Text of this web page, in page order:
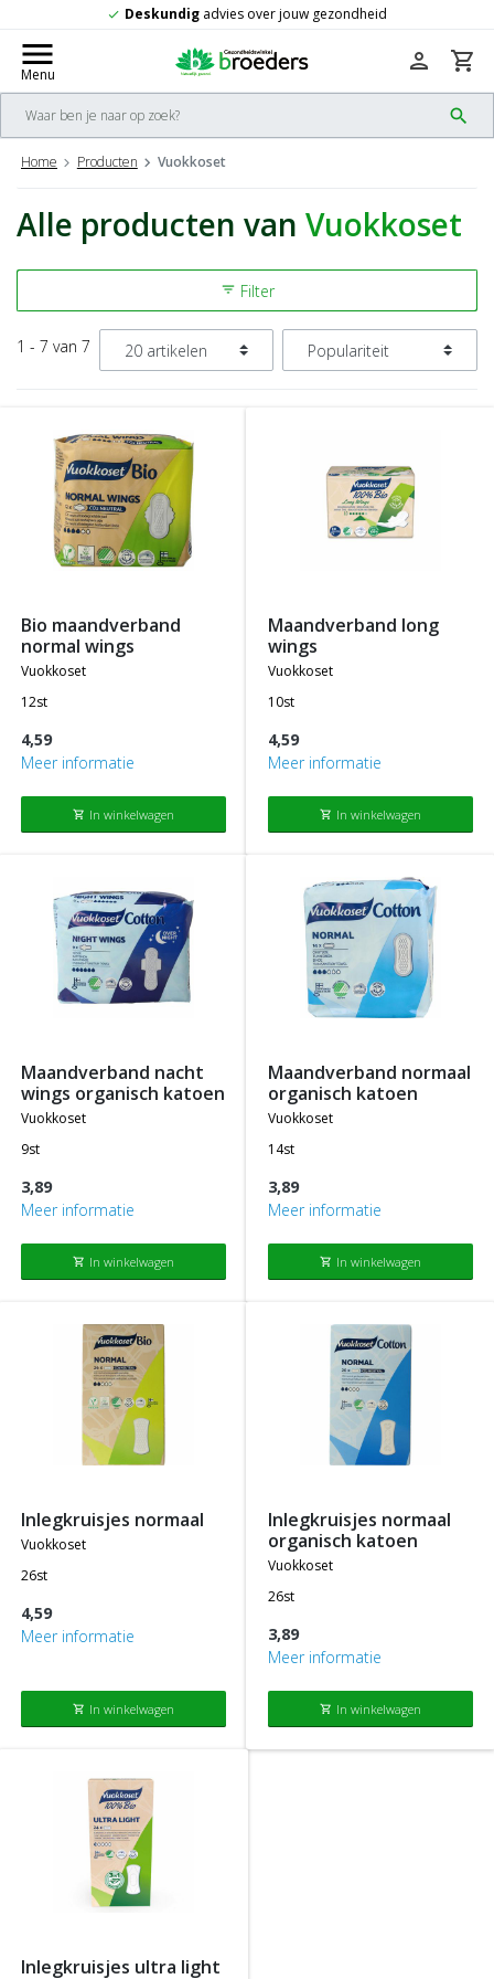
check Deskundig advies over jouw gezondheid
menu
Menu
search
person shopping_cart
Home Producten Vuokkoset
Alle producten van Vuokkoset
filter_list Filter
1 - 7 van 7
bio maandverband
normal wings
vuokkoset
12st
4,59
Meer informatie
shopping_cart In winkelwagen
maandverband long
wings
vuokkoset
10st
4,59
Meer informatie
shopping_cart In winkelwagen
maandverband nacht
wings organisch katoen
vuokkoset
9st
3,89
Meer informatie
shopping_cart In winkelwagen
maandverband normaal
organisch katoen
vuokkoset
14st
3,89
Meer informatie
shopping_cart In winkelwagen
inlegkruisjes normaal
vuokkoset
26st
4,59
Meer informatie
shopping_cart In winkelwagen
inlegkruisjes normaal
organisch katoen
vuokkoset
26st
3,89
Meer informatie
shopping_cart In winkelwagen
inlegkruisjes ultra light